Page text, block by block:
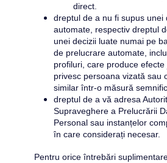
direct.
dreptul de a nu fi supus unei
automate, respectiv dreptul
unei decizii luate numai pe
de prelucrare automate,
profiluri, care produce
privesc persoana vizată sau
similar într-o măsură
dreptul de a vă adresa
Supraveghere a Prelucrării
Personal sau instanțelor
în care considerați necesar.
Pentru orice întrebări